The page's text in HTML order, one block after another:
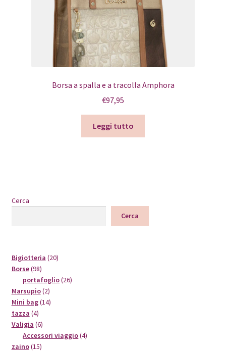
Borsa a spalla e a tracolla Amphora
€97,95
Leggi tutto
Cerca
Cerca
Bigiotteria 2020
Borse 9898
prodotti
portafoglio 2626
Marsupio 22
prodotti
Mini bag 1414
tazza 44
prodotti
Valigia 66
prodotti
Accessori viaggio 44
zaino 1515